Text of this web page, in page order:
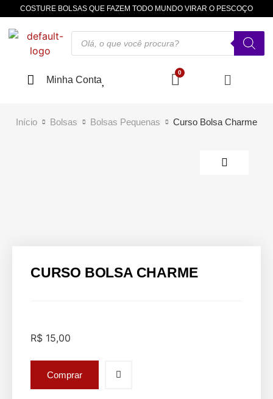
COSTURE BOLSAS QUE FAZEM TODO MUNDO VIRAR O PESCOÇO
Minha Conta
Início Bolsas Bolsas Pequenas Curso Bolsa Charme
CURSO BOLSA CHARME
R$ 15,00
Comprar